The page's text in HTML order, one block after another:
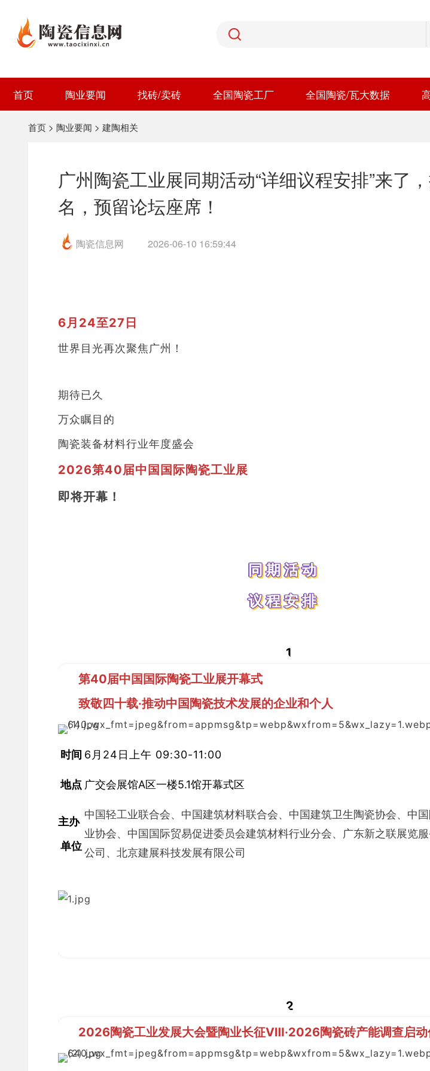
首页 陶业要闻 找砖/卖砖 全国陶瓷工厂 全国陶瓷/瓦大数据
首页 > 陶业要闻 > 建陶相关
广州陶瓷工业展同期活动“详细议程安排”来了
名，预留论坛座席！
陶瓷信息网 2026-06-10 16:59:44
6月24至27日
世界目光再次聚焦广州！
期待已久
万众瞩目的
陶瓷装备材料行业年度盛会
2026第40届中国国际陶瓷工业展
即将开幕！
同期活动
议程安排
1
第40届中国国际陶瓷工业展开幕式
致敬四十载·推动中国陶瓷技术发展的企业和个人
时间 6月24日上午 09:30-11:00
地点 广交会展馆A区一楼5.1馆开幕式区
主办
单位
中国轻工业联合会、 中国建筑材料联合会、中国建筑卫生陶瓷协会、中
业协会、中国国际贸易促进委员会建筑材料行业分会、广东新之联展览
公司、北京建展科技发展有限公司
2
2026陶瓷工业发展大会暨陶业长征Ⅷ·2026陶瓷砖产能调查启动